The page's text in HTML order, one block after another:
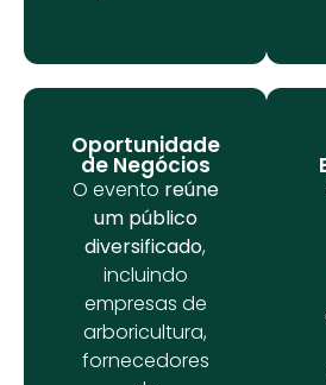
Oportunidade
de Negócios
O evento reúne
um público
diversificado,
incluindo
empresas de
arboricultura,
fornecedores